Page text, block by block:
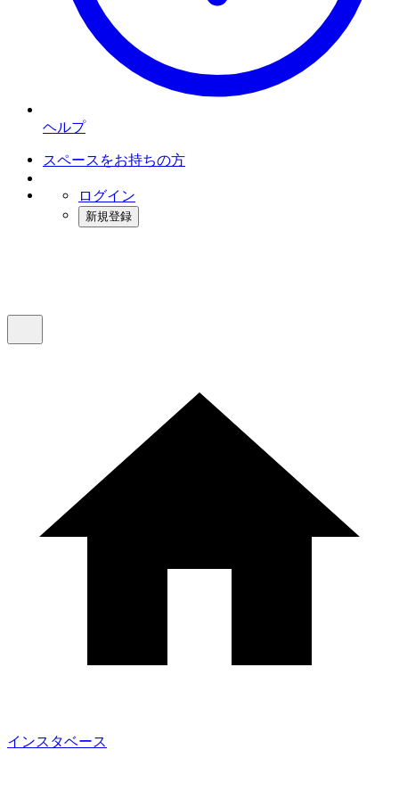
ヘルプ
スペースをお持ちの方
ログイン
新規登録
インスタベース